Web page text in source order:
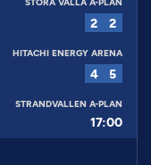
2 2
HITACHI ENERGY ARENA
4 5
STRANDVALLEN A-PLAN
17:00